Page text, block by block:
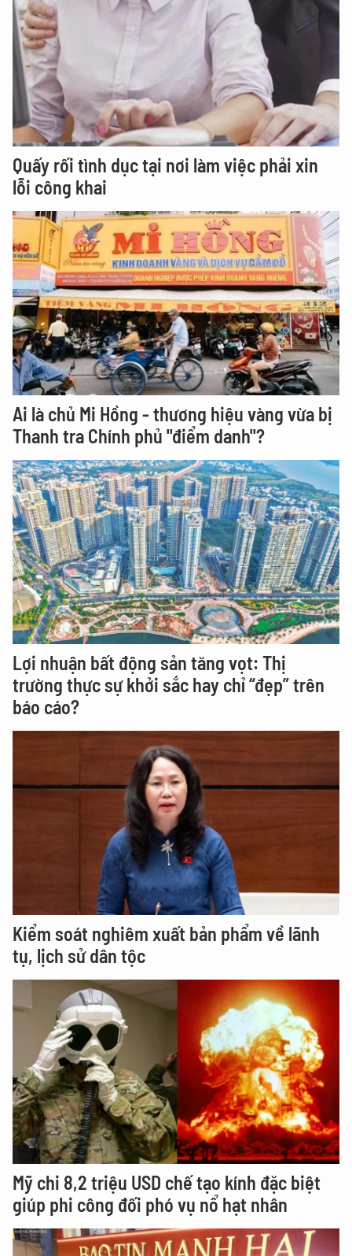
Quấy rối tình dục tại nơi làm việc phải xin
lỗi công khai
Ai là chủ Mi Hồng - thương hiệu vàng vừa bị
Thanh tra Chính phủ "điểm danh"?
Lợi nhuận bất động sản tăng vọt: Thị
trường thực sự khởi sắc hay chỉ “đẹp” trên
báo cáo?
Kiểm soát nghiêm xuất bản phẩm về lãnh
tụ, lịch sử dân tộc
Mỹ chi 8,2 triệu USD chế tạo kính đặc biệt
giúp phi công đối phó vụ nổ hạt nhân